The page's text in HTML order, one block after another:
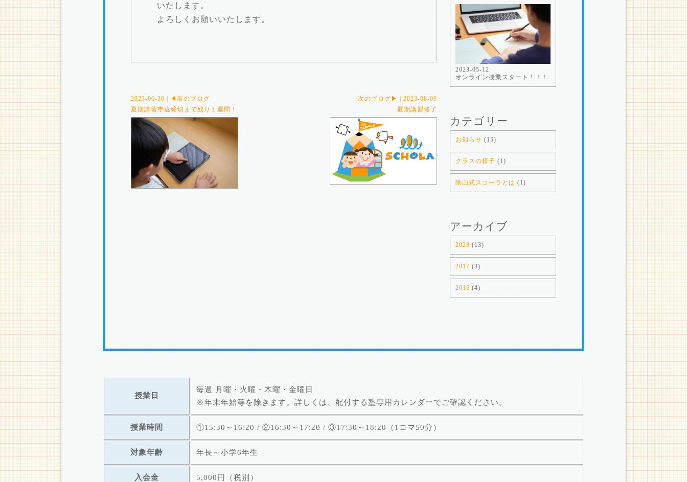
いたします。
よろしくお願いいたします。
2023-06-30 | ◀前のブログ
夏期講習申込締切まで残り１週間！
次のブログ▶ | 2023-08-09
夏期講習修了
2023-05-12
オンライン授業スタート！！！
カテゴリー
お知らせ (15)
クラスの様子 (1)
陰山式スコーラとは (1)
アーカイブ
2023 (13)
2017 (3)
2016 (4)
授業日
毎週 月曜・火曜・木曜・金曜日
※年末年始等を除きます。詳しくは、配付する塾専用カレンダーでご確認ください。
授業時間 ①15:30～16:20 / ②16:30～17:20 / ③17:30～18:20（1コマ50分）
対象年齢 年長～小学6年生
入会金 5,000円（税別）